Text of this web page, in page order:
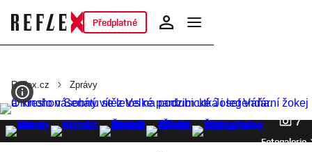
Předplatné
Reflex.cz Zprávy
7
Fotogalerie